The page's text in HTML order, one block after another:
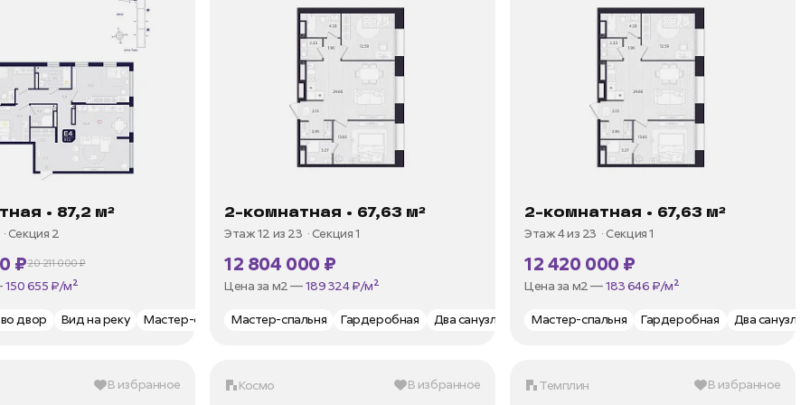
Два санузла
• 87,2 м²
Секция 2
₽20 211 000 ₽
35 973 ₽/мес
150 655 ₽/м²
во двор Вид на реку Мастер-спальня Терраса Гардеробная Окна на 3 стороны Два санузла Окно в ванной
2-комнатная • 67,63 м²
Этаж 12 из 23 Секция 1
12 804 000 ₽
В ипотеку —от 35 973 ₽/мес
Цена за м2 —189 324 ₽/м²
Мастер-спальня Гардеробная Два санузла
2-комнатная • 67,63 м²
Этаж 4 из 23 Секция 1
12 420 000 ₽
В ипотеку —от 35 973 ₽/мес
Цена за м2 —183 646 ₽/м²
Мастер-спальня Гардеробная Два санузла
В избранное Космо В избранное Темплин В избранное